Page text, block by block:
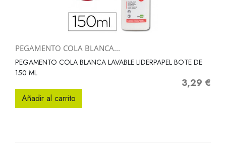
PEGAMENTO COLA BLANCA...
PEGAMENTO COLA BLANCA LAVABLE LIDERPAPEL BOTE DE
150 ML
Precio
3,29 €
Añadir al carrito